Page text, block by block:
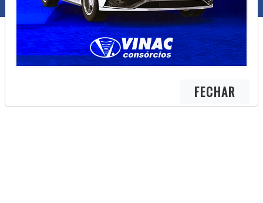
FECHAR